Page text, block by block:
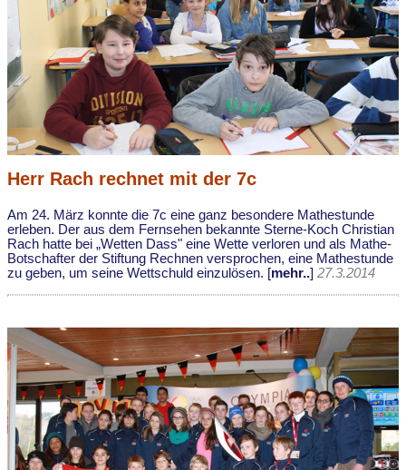
Herr Rach rechnet mit der 7c
Am 24. März konnte die 7c eine ganz besondere Mathestunde
erleben. Der aus dem Fernsehen bekannte Sterne-Koch Christian
Rach hatte bei „Wetten Dass" eine Wette verloren und als Mathe-
Botschafter der Stiftung Rechnen versprochen, eine Mathestunde
zu geben, um seine Wettschuld einzulösen. [mehr..] 27.3.2014